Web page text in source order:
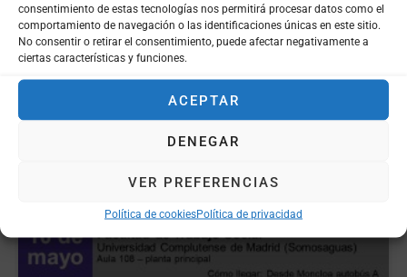
consentimiento de estas tecnologías nos permitirá procesar datos como el
comportamiento de navegación o las identificaciones únicas en este sitio.
No consentir o retirar el consentimiento, puede afectar negativamente a
ciertas características y funciones.
ACEPTAR
DENEGAR
VER PREFERENCIAS
Política de cookiesPolítica de privacidad